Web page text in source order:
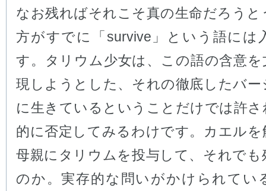
なお残ればそれこそ真の生命だろうと
方がすでに「survive」という語には
す。タリウム少女は、この語の含意を
現しようとした、それの徹底したバー
に生きているということだけでは許さ
的に否定してみるわけです。カエルを
母親にタリウムを投与して、それでも
のか。実存的な問いがかけられてい